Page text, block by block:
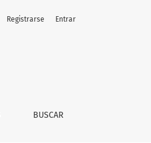
BUSCAR
Registrarse Entrar